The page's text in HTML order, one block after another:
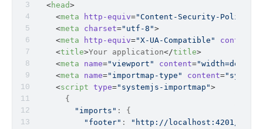
<head>
<meta http-equiv="Content-Security-Policy"
<meta charset="utf-8">
<meta http-equiv="X-UA-Compatible" content
<title>Your application</title>
<meta name="viewport" content=
<meta name="importmap-type" content=
<script type="systemjs-importmap">
      {
"imports" : {
"footer" :
"http://localhost:4201/